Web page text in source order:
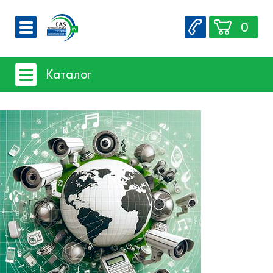
О компании
Вакансии
Контакты
0
Каталог
Системы видеонаблюдения
Системы защиты товаров от краж
Счетчики посетителей
Защита товара на стеллажах
Системы фонового озвучивания
помещений